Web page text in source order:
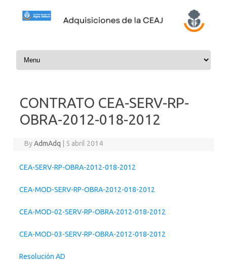
Skip to content
CONTRATO CEA-SERV-RP-
OBRA-2012-018-2012
ByAdmAdq 5 abril 2014
CEA-SERV-RP-OBRA-2012-018-2012
CEA-MOD-SERV-RP-OBRA-2012-018-2012
CEA-MOD-02-SERV-RP-OBRA-2012-018-2012
CEA-MOD-03-SERV-RP-OBRA-2012-018-2012
Resolución AD